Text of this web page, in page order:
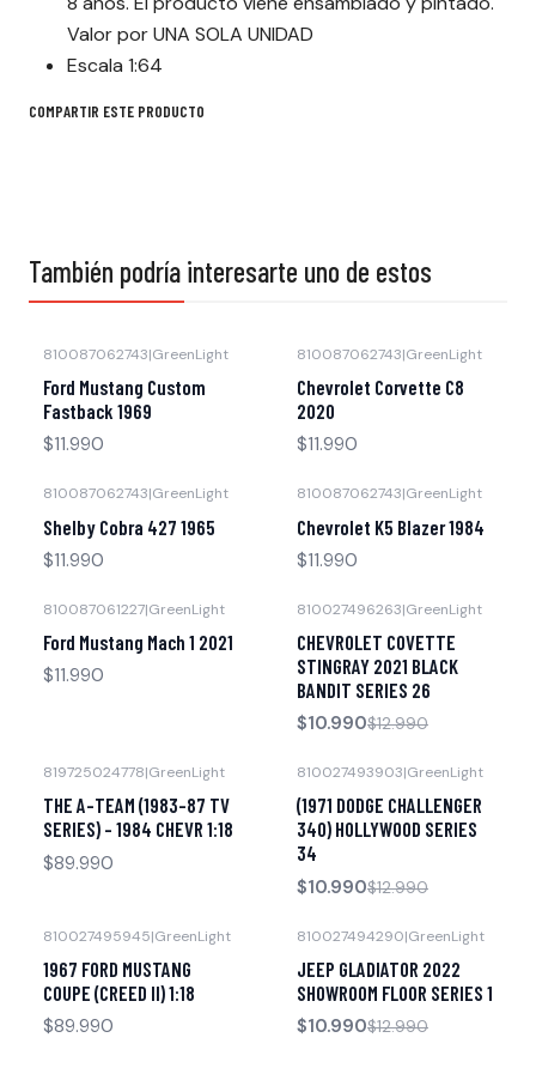
Valor por UNA SOLA UNIDAD
Escala 1:64
COMPARTIR ESTE PRODUCTO
También podría interesarte uno de estos
810087062743|GreenLight
Ford Mustang Custom
Fastback 1969
$11.990
810087062743|GreenLight
Chevrolet Corvette C8
2020
$11.990
810087062743|GreenLight
Shelby Cobra 427 1965
$11.990
810087062743|GreenLight
Chevrolet K5 Blazer 1984
$11.990
810087061227|GreenLight
Ford Mustang Mach 1 2021
$11.990
Agotado
810027496263|GreenLight
CHEVROLET COVETTE
STINGRAY 2021 BLACK
BANDIT SERIES 26
$10.990$12.990
819725024778|GreenLight
THE A-TEAM (1983-87 TV
SERIES) - 1984 CHEVR 1:18
$89.990
Agotado
810027493903|GreenLight
(1971 DODGE CHALLENGER
340) HOLLYWOOD SERIES
34
$10.990$12.990
810027495945|GreenLight
1967 FORD MUSTANG
COUPE (CREED II) 1:18
$89.990
Agotado
810027494290|GreenLight
JEEP GLADIATOR 2022
SHOWROOM FLOOR SERIES 1
$10.990$12.990